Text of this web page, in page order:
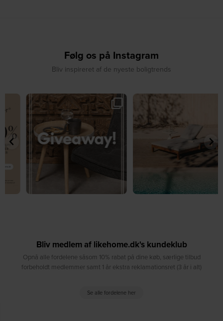
Følg os på Instagram
Bliv inspireret af de nyeste boligtrends
🎉 GIVEAWAY 🎉⁠
Vind det stilfulde Sasha
...
207 217
☀️ Sommerens favorit til terrassen ☀️⁠
...
8 0
Bliv medlem af likehome.dk's kundeklub
Opnå alle fordelene såsom 10% rabat på dine køb, særlige tilbud
forbeholdt medlemmer samt 1 år ekstra reklamationsret (3 år i alt)
Se alle fordelene her